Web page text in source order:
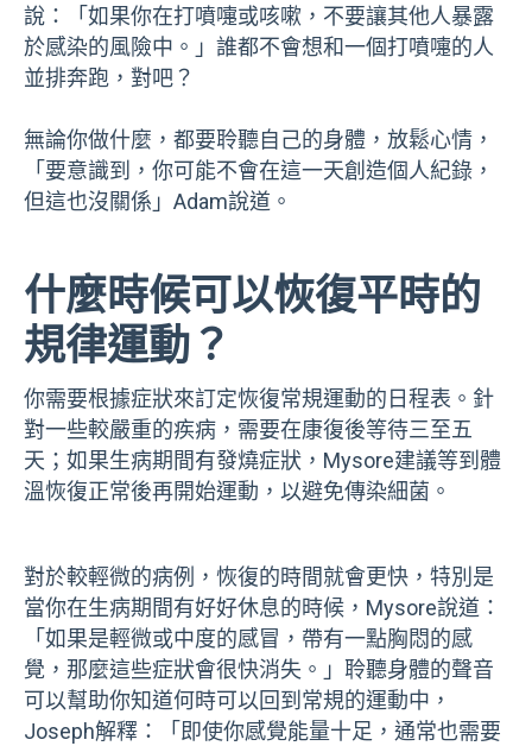
說：「如果你在打噴嚏或咳嗽，不要讓其他人暴露
於感染的風險中。」誰都不會想和一個打噴嚏的人
並排奔跑，對吧？
無論你做什麼，都要聆聽自己的身體，放鬆心情，
「要意識到，你可能不會在這一天創造個人紀錄，
但這也沒關係」Adam說道。
什麼時候可以恢復平時的
規律運動？
你需要根據症狀來訂定恢復常規運動的日程表。針
對一些較嚴重的疾病，需要在康復後等待三至五
天；如果生病期間有發燒症狀，Mysore建議等到體
溫恢復正常後再開始運動，以避免傳染細菌。
對於較輕微的病例，恢復的時間就會更快，特別是
當你在生病期間有好好休息的時候，Mysore說道：
「如果是輕微或中度的感冒，帶有一點胸悶的感
覺，那麼這些症狀會很快消失。」聆聽身體的聲音
可以幫助你知道何時可以回到常規的運動中，
Joseph解釋：「即使你感覺能量十足，通常也需要